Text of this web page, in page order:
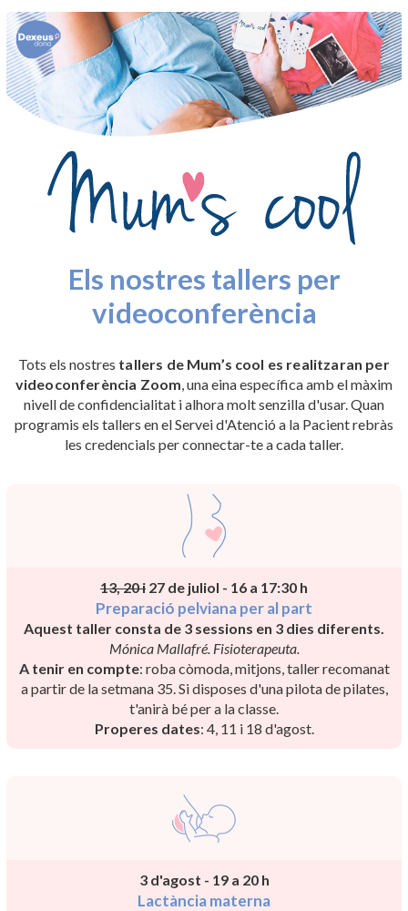
Els nostres tallers per
videoconferència
Tots els nostres tallers de Mum’s cool es realitzaran per
videoconferència Zoom, una eina específica amb el màxim
nivell de confidencialitat i alhora molt senzilla d'usar. Quan
programis els tallers en el Servei d'Atenció a la Pacient rebràs
les credencials per connectar-te a cada taller.
13, 20 i 27 de juliol - 16 a 17:30 h
Preparació pelviana per al part
Aquest taller consta de 3 sessions en 3 dies diferents.
Mónica Mallafré. Fisioterapeuta.
A tenir en compte: roba còmoda, mitjons, taller recomanat
a partir de la setmana 35. Si disposes d'una pilota de pilates,
t'anirà bé per a la classe.
Properes dates: 4, 11 i 18 d'agost.
3 d'agost - 19 a 20 h
Lactància materna